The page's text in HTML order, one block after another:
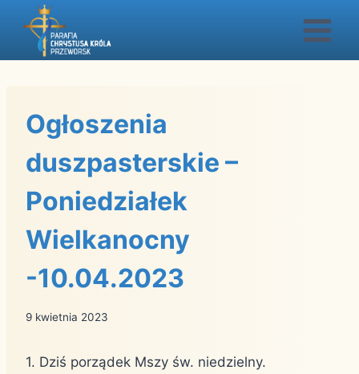
Przejdź
Ogłoszenia
duszpasterskie –
Poniedziałek
Wielkanocny
-10.04.2023
9 kwietnia 2023
1. Dziś porządek Mszy św. niedzielny.